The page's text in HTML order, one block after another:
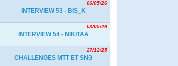
06/05/26
INTERVIEW 53 - BIS_K
03/05/26
INTERVIEW 54 - NIKITAA
27/12/25
CHALLENGES MTT ET SNG